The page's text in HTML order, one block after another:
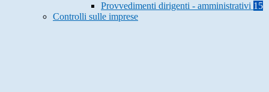
Provvedimenti dirigenti - amministrativi 15
Controlli sulle imprese